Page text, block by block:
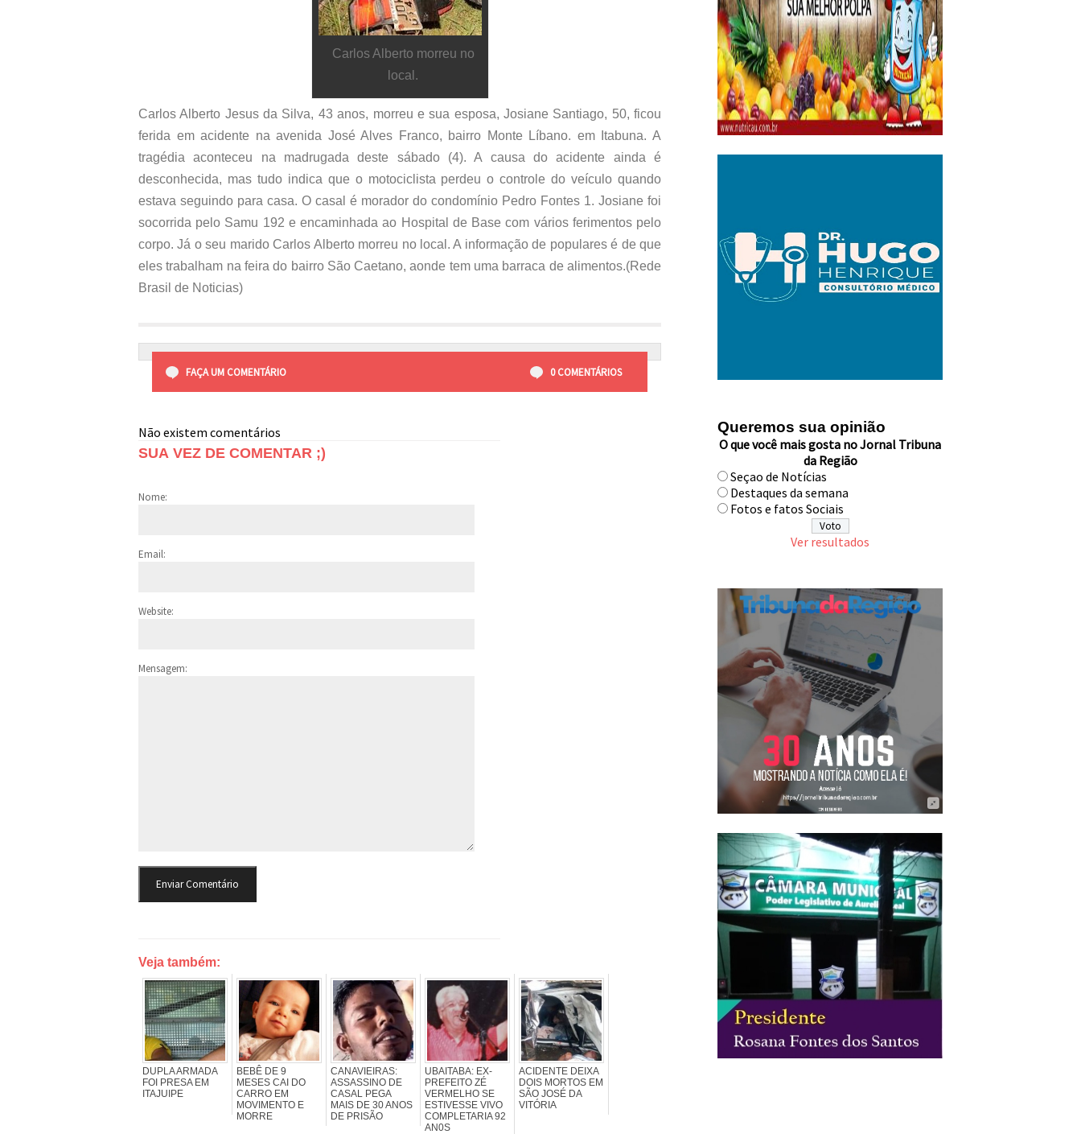
Carlos Alberto morreu no
local.
Carlos Alberto Jesus da Silva, 43 anos, morreu e sua esposa, Josiane Santiago, 50, ficou
ferida em acidente na avenida José Alves Franco, bairro Monte Líbano. em Itabuna. A
tragédia aconteceu na madrugada deste sábado (4). A causa do acidente ainda é
desconhecida, mas tudo indica que o motociclista perdeu o controle do veículo quando
estava seguindo para casa. O casal é morador do condomínio Pedro Fontes 1. Josiane foi
socorrida pelo Samu 192 e encaminhada ao Hospital de Base com vários ferimentos pelo
corpo. Já o seu marido Carlos Alberto morreu no local. A informação de populares é de que
eles trabalham na feira do bairro São Caetano, aonde tem uma barraca de alimentos.(Rede
Brasil de Noticias)
FAÇA UM COMENTÁRIO 0 COMENTÁRIOS
Não existem comentários
SUA VEZ DE COMENTAR ;)
Nome:
Email:
Website:
Mensagem:
Veja também:
DUPLA ARMADA
FOI PRESA EM
ITAJUIPE
BEBÊ DE 9
MESES CAI DO
CARRO EM
MOVIMENTO E
MORRE
CANAVIEIRAS:
ASSASSINO DE
CASAL PEGA
MAIS DE 30 ANOS
DE PRISÃO
UBAITABA: EX-
PREFEITO ZÉ
VERMELHO SE
ESTIVESSE VIVO
COMPLETARIA 92
AN0S
ACIDENTE DEIXA
DOIS MORTOS EM
SÃO JOSÉ DA
VITÓRIA
Queremos sua opinião
O que você mais gosta no Jornal Tribuna
da Região
Seçao de Notícias
Destaques da semana
Fotos e fatos Sociais
Ver resultados